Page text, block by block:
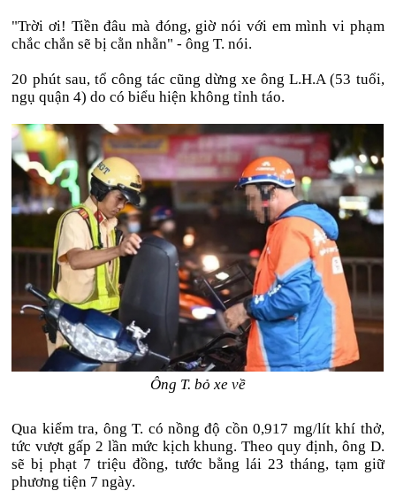
"Trời ơi! Tiền đâu mà đóng, giờ nói với em mình vi phạm
chắc chắn sẽ bị cằn nhằn" - ông T. nói.
20 phút sau, tổ công tác cũng dừng xe ông L.H.A (53 tuổi,
ngụ quận 4) do có biểu hiện không tỉnh táo.
Ông T. bỏ xe về
Qua kiểm tra, ông T. có nồng độ cồn 0,917 mg/lít khí thở,
tức vượt gấp 2 lần mức kịch khung. Theo quy định, ông D.
sẽ bị phạt 7 triệu đồng, tước bằng lái 23 tháng, tạm giữ
phương tiện 7 ngày.